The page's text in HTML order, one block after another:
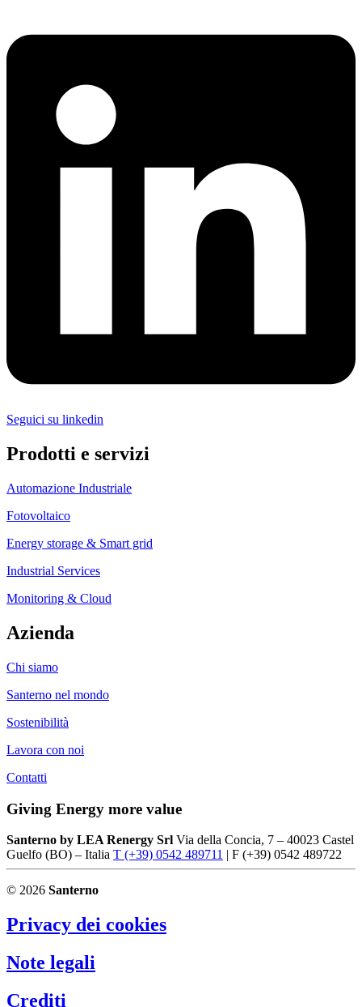
Seguici su linkedin
Prodotti e servizi
Automazione Industriale
Fotovoltaico
Energy storage & Smart grid
Industrial Services
Monitoring & Cloud
Azienda
Chi siamo
Santerno nel mondo
Sostenibilità
Lavora con noi
Contatti
Giving Energy more value
Santerno by LEA Renergy Srl Via della Concia, 7 – 40023 Castel
Guelfo (BO) – Italia T (+39) 0542 489711 | F (+39) 0542 489722
© 2026 Santerno
Privacy dei cookies
Note legali
Crediti